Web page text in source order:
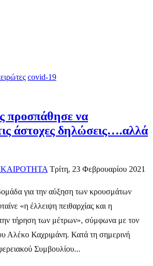
covid-19
προσπάθησε να
άστοχες δηλώσεις….αλλά
Τρίτη, 23 Φεβρουαρίου 2021
για την αύξηση των κρουσμάτων
«η έλλειψη πειθαρχίας και η
τήρηση των μέτρων», σύμφωνα με τον
Αλέκο Καχριμάνη. Κατά τη σημερινή
Συμβουλίου...